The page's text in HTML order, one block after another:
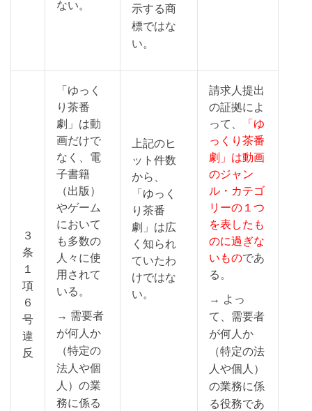
ない。
示する商
標ではな
い。
３
条
１
項
６
号
違
反
「ゆっく
り茶番
劇」は動
画だけで
なく、電
子書籍
（出版）
やゲーム
において
も多数の
人々に使
用されて
いる。
→ 需要者
が何人か
（特定の
法人や個
人）の業
務に係る
上記のヒ
ット件数
から、
「ゆっく
り茶番
劇」は広
く知られ
ていたわ
けではな
い。
請求人提出
の証拠によ
って、
「ゆ
っくり茶番
劇」は動画
のジャン
ル・カテゴ
リーの１つ
を表したも
のに過ぎな
いものであ
る。
→ よっ
て、需要者
が何人か
（特定の法
人や個人）
の業務に係
る役務であ